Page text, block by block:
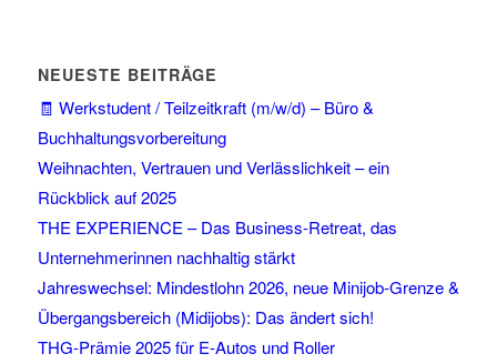
NEUESTE BEITRÄGE
🧾 Werkstudent / Teilzeitkraft (m/w/d) – Büro &
Buchhaltungsvorbereitung
Weihnachten, Vertrauen und Verlässlichkeit – ein
Rückblick auf 2025
THE EXPERIENCE – Das Business-Retreat, das
Unternehmerinnen nachhaltig stärkt
Jahreswechsel: Mindestlohn 2026, neue Minijob-Grenze &
Übergangsbereich (Midijobs): Das ändert sich!
THG-Prämie 2025 für E-Autos und Roller